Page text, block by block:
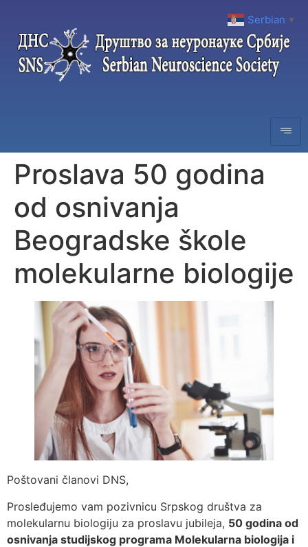
Proslava 50 godina
od osnivanja
Beogradske škole
molekularne biologije
Poštovani članovi DNS,
Prosleđujemo vam pozivnicu Srpskog društva za
molekularnu biologiju za proslavu jubileja, 50 godina od
osnivanja studijskog programa Molekularna biologija i
Serbian ▼